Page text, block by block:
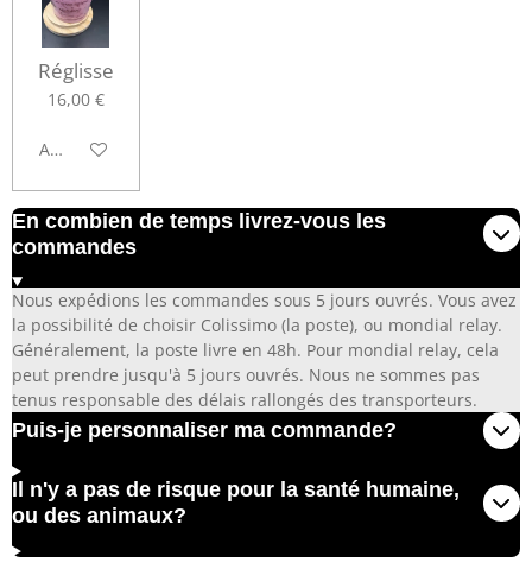
Réglisse
16,00 €
Ajouter au panier
En combien de temps livrez-vous les
commandes
Nous expédions les commandes sous 5 jours ouvrés. Vous avez
la possibilité de choisir Colissimo (la poste), ou mondial relay.
Généralement, la poste livre en 48h. Pour mondial relay, cela
peut prendre jusqu'à 5 jours ouvrés. Nous ne sommes pas
tenus responsable des délais rallongés des transporteurs.
Puis-je personnaliser ma commande?
Il n'y a pas de risque pour la santé humaine,
ou des animaux?